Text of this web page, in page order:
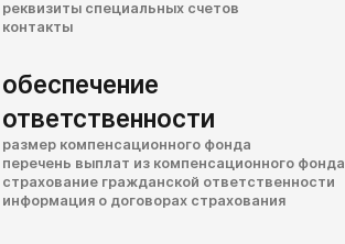
реквизиты специальных счетов
контакты
обеспечение
ответственности
размер компенсационного фонда
перечень выплат из компенсационного фонда
страхование гражданской ответственности
информация о договорах страхования